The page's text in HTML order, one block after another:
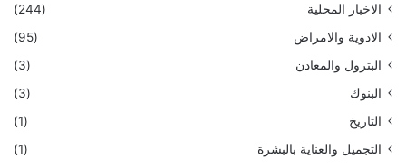
الاخبار المحلية
(244)
الادوية والامراض
(95)
البترول والمعادن
(3)
البنوك
(3)
التاريخ
(1)
التجميل والعناية بالبشرة
(1)